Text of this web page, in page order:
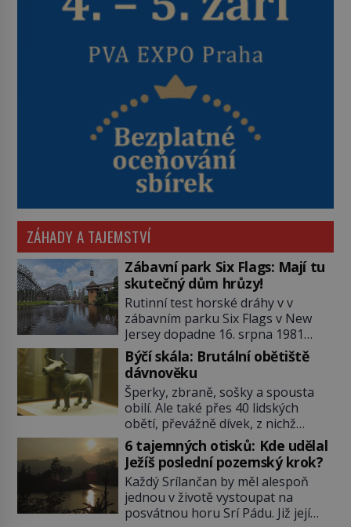
ZÁHADY A TAJEMSTVÍ
Zábavní park Six Flags: Mají tu
skutečný dům hrůzy!
Rutinní test horské dráhy v v
zábavním parku Six Flags v New
Jersey dopadne 16. srpna 1981
katastrofou. 20letý technik Scott
Tyler se zřítí na zem! Zranění jsou
neslučitelná se životem. „Nepoužil
bezpečnostní zábranu,“ osvětlí
smrtelnou nehodu tiskový mluvčí
parku a vyšetřovatelé mu dávají za
pravdu: „Atrakce je v pořádku.“ A
pak přijde srpen roku […]
Býčí skála: Brutální obětiště
dávnověku
Šperky, zbraně, sošky a spousta
obilí. Ale také přes 40 lidských
obětí, převážně dívek, z nichž
některým rozetnou hlavu a
useknou končetiny. To je slavný
halštatský pohřeb. V Evropě
nevídaný objev, který dodnes
neumíme vysvětlit… Jeho koníčkem
je „slepá jeskynní zvířena“, a díky
6 tajemných otisků: Kde udělal
Ježíš poslední pozemský krok?
Každý Srílančan by měl alespoň
jednou v životě vystoupat na
posvátnou horu Srí Pádu. Již její